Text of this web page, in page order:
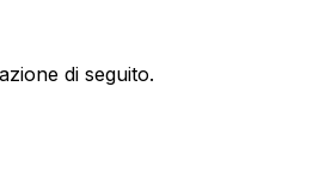
di seguito.